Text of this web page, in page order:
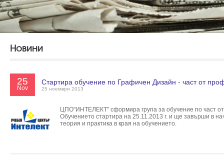
Новини
25
Nov
Стартира обучение по Графичен Дизайн - част от
25 ноември 2013
ЦПО"ИНТЕЛЕКТ" сформира група за обучение по част
Обучението стартира на 25.11.2013 г. и ще завърши в
теория и практика в края на обучението.